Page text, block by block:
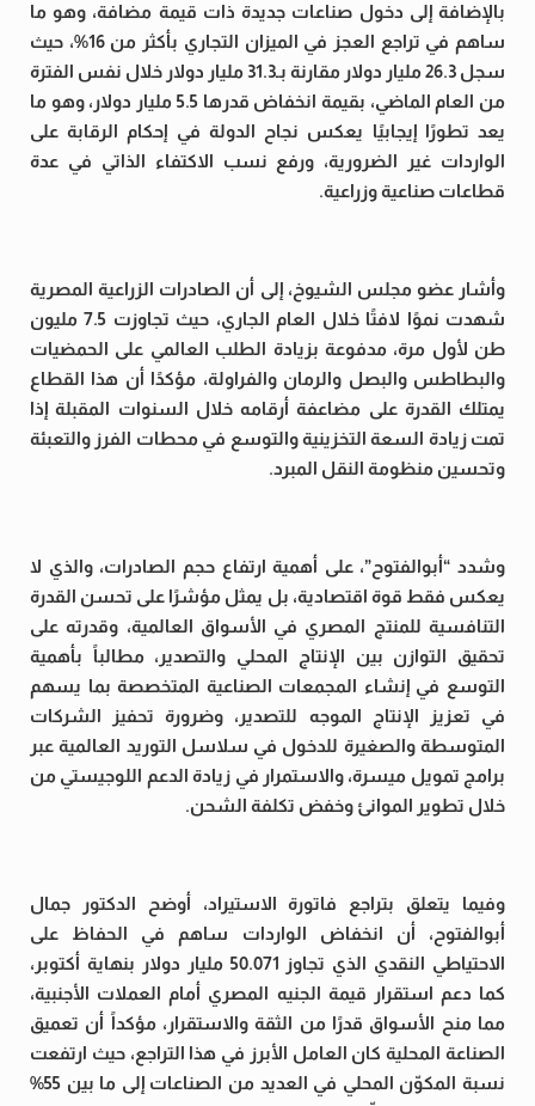
بالإضافة إلى دخول صناعات جديدة ذات قيمة مضافة، وهو ما
ساهم في تراجع العجز في الميزان التجاري بأكثر من 16%، حيث
سجل 26.3 مليار دولار مقارنة بـ31.3 مليار دولار خلال نفس الفترة
من العام الماضي، بقيمة انخفاض قدرها 5.5 مليار دولار، وهو ما
يعد تطورًا إيجابيًا يعكس نجاح الدولة في إحكام الرقابة على
الواردات غير الضرورية، ورفع نسب الاكتفاء الذاتي في عدة
قطاعات صناعية وزراعية.
وأشار عضو مجلس الشيوخ، إلى أن الصادرات الزراعية المصرية
شهدت نموًا لافتًا خلال العام الجاري، حيث تجاوزت 7.5 مليون
طن لأول مرة، مدفوعة بزيادة الطلب العالمي على الحمضيات
والبطاطس والبصل والرمان والفراولة، مؤكدًا أن هذا القطاع
يمتلك القدرة على مضاعفة أرقامه خلال السنوات المقبلة إذا
تمت زيادة السعة التخزينية والتوسع في محطات الفرز والتعبئة
وتحسين منظومة النقل المبرد.
وشدد “أبوالفتوح”، على أهمية ارتفاع حجم الصادرات، والذي لا
يعكس فقط قوة اقتصادية، بل يمثل مؤشرًا على تحسن القدرة
التنافسية للمنتج المصري في الأسواق العالمية، وقدرته على
تحقيق التوازن بين الإنتاج المحلي والتصدير، مطالباً بأهمية
التوسع في إنشاء المجمعات الصناعية المتخصصة بما يسهم
في تعزيز الإنتاج الموجه للتصدير، وضرورة تحفيز الشركات
المتوسطة والصغيرة للدخول في سلاسل التوريد العالمية عبر
برامج تمويل ميسرة، والاستمرار في زيادة الدعم اللوجيستي من
خلال تطوير الموانئ وخفض تكلفة الشحن.
وفيما يتعلق بتراجع فاتورة الاستيراد، أوضح الدكتور جمال
أبوالفتوح، أن انخفاض الواردات ساهم في الحفاظ على
الاحتياطي النقدي الذي تجاوز 50.071 مليار دولار بنهاية أكتوبر،
كما دعم استقرار قيمة الجنيه المصري أمام العملات الأجنبية،
مما منح الأسواق قدرًا من الثقة والاستقرار، مؤكداً أن تعميق
الصناعة المحلية كان العامل الأبرز في هذا التراجع، حيث ارتفعت
نسبة المكوّن المحلي في العديد من الصناعات إلى ما بين 55%